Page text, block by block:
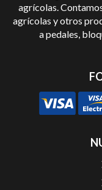
agrícolas.
agrícolas y otros
a pedales,